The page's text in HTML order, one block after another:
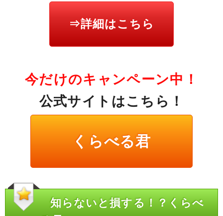
⇒詳細はこちら
今だけのキャンペーン中！
公式サイトはこちら！
くらべる君
知らないと損する！？くらべ